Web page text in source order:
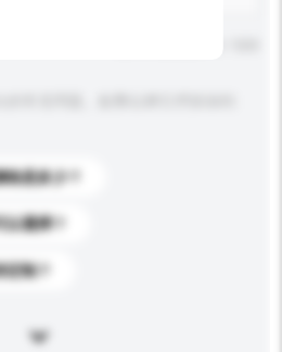
是多少？
選擇？
制？